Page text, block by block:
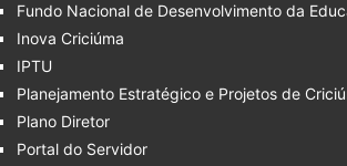
Fundo Nacional de Desenvolvimento da
Inova Criciúma
IPTU
Planejamento Estratégico e Projetos de
Plano Diretor
Portal do Servidor